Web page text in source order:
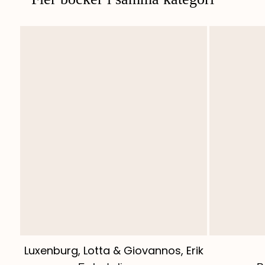
Luxenburg, Lotta & Giovannos, Erik